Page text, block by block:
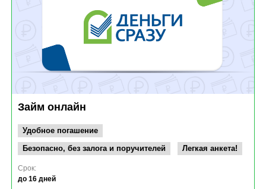
Займ онлайн
Удобное погашение
Безопасно, без залога и поручителей
Легкая анкета!
Срок:
до 16 дней